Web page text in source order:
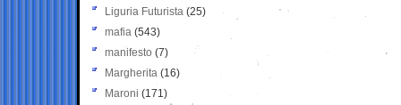
Liguria Futurista (25)
mafia (543)
manifesto (7)
Margherita (16)
Maroni (171)